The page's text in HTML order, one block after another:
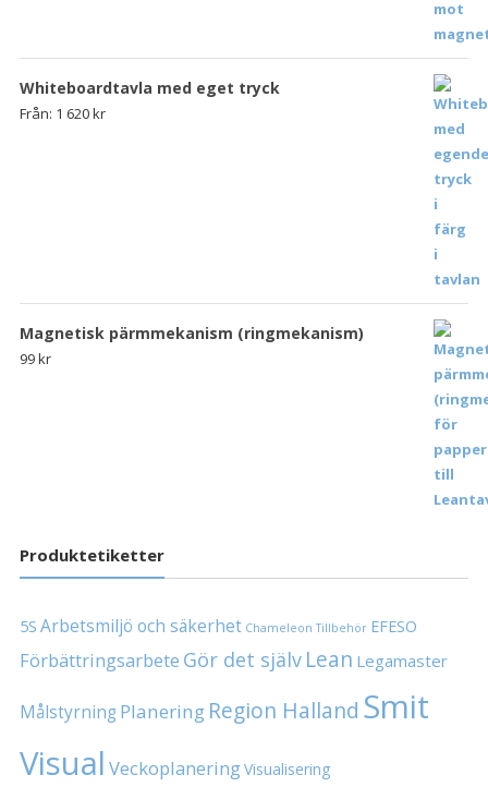
Whiteboardtavla med eget tryck
Från: 1 620kr
Magnetisk pärmmekanism (ringmekanism)
99kr
Produktetiketter
5S Arbetsmiljö och säkerhet Chameleon Tillbehör EFESO
Förbättringsarbete Gör det själv Lean Legamaster
Målstyrning Planering Region Halland Smit
Visual VeckoplaneringVisualisering